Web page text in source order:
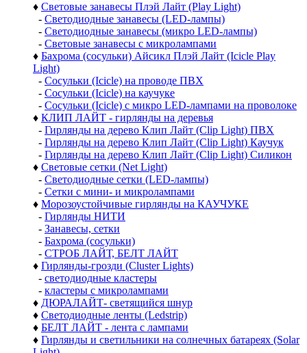
♦ Световые занавесы Плэй Лайт (Play Light)
- Светодиодные занавесы (LED-лампы)
- Светодиодные занавесы (микро LED-лампы)
- Световые занавесы с микролампами
♦ Бахрома (сосульки) Айсикл Плэй Лайт (Icicle Play
Light)
- Сосульки (Icicle) на проводе ПВХ
- Сосульки (Icicle) на каучуке
- Сосульки (Icicle) с микро LED-лампами на проволоке
♦ КЛИП ЛАЙТ - гирлянды на деревья
- Гирлянды на дерево Клип Лайт (Clip Light) ПВХ
- Гирлянды на дерево Клип Лайт (Clip Light) Каучук
- Гирлянды на дерево Клип Лайт (Clip Light) Силикон
♦ Световые сетки (Net Light)
- Светодиодные сетки (LED-лампы)
- Сетки с мини- и микролампами
♦ Морозоустойчивые гирлянды на КАУЧУКЕ
- Гирлянды НИТИ
- Занавесы, сетки
- Бахрома (сосульки)
- СТРОБ ЛАЙТ, БЕЛТ ЛАЙТ
♦ Гирлянды-грозди (Cluster Lights)
- светодиодные кластеры
- кластеры с микролампами
♦ ДЮРАЛАЙТ- светящийся шнур
♦ Светодиодные ленты (Ledstrip)
♦ БЕЛТ ЛАЙТ - лента с лампами
♦ Гирлянды и светильники на солнечных батареях (Solar